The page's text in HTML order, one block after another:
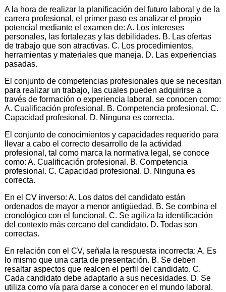
A la hora de realizar la planificación del futuro laboral y de la
carrera profesional, el primer paso es analizar el propio
potencial mediante el examen de: A. Los intereses
personales, las fortalezas y las debilidades. B. Las ofertas
de trabajo que son atractivas. C. Los procedimientos,
herramientas y materiales que maneja. D. Las experiencias
pasadas.
El conjunto de competencias profesionales que se necesitan
para realizar un trabajo, las cuales pueden adquirirse a
través de formación o experiencia laboral, se conocen como:
A. Cualificación profesional. B. Competencia profesional. C.
Capacidad profesional. D. Ninguna es correcta.
El conjunto de conocimientos y capacidades requerido para
llevar a cabo el correcto desarrollo de la actividad
profesional, tal como marca la normativa legal, se conoce
como: A. Cualificación profesional. B. Competencia
profesional. C. Capacidad profesional. D. Ninguna es
correcta.
En el CV inverso: A. Los datos del candidato están
ordenados de mayor a menor antigüedad. B. Se combina el
cronológico con el funcional. C. Se agiliza la identificación
del contexto más cercano del candidato. D. Todas son
correctas.
En relación con el CV, señala la respuesta incorrecta: A. Es
lo mismo que una carta de presentación. B. Se deben
resaltar aspectos que realcen el perfil del candidato. C.
Cada candidato debe adaptarlo a sus necesidades. D. Se
utiliza como vía para darse a conocer en el mundo laboral.